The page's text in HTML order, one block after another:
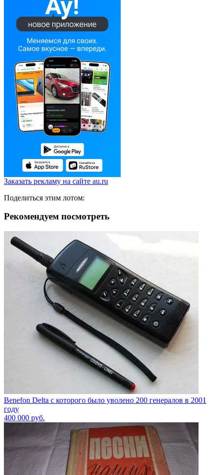
Заказать рекламу на сайте au.ru
Поделиться этим лотом:
Рекомендуем посмотреть
Benefon Delta с которого было уволено 200 генералов в 2001
году
400 000 руб.